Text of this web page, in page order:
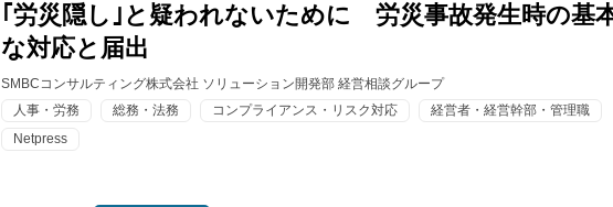
｢労災隠し｣と疑われないために 労災事故発生時の基
な対応と届出
SMBCコンサルティング株式会社 ソリューション開発部 経営相談グループ
人事・労務
総務・法務 コンプライアンス・リスク対応
経営者・経営幹部・管理職
Netpress